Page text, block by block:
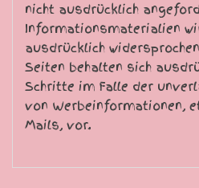
nicht ausdrücklich
Informationsmaterialien
ausdrücklich
Seiten behalten sich
Schritte im Falle der
von Werbeinformationen,
Mails, vor.